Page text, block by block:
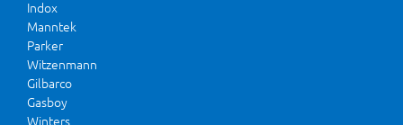
Indox
Manntek
Parker
Witzenmann
Gilbarco
Gasboy
Winters